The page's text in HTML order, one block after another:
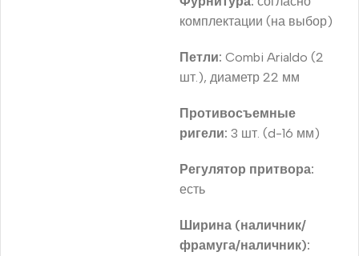
комплектации (на выбор)
Петли: Combi Arialdo (2
шт.), диаметр 22 мм
Противосъемные
ригели: 3 шт. (d-16 мм)
Регулятор притвора:
есть
Ширина (наличник/
фрамуга/наличник):